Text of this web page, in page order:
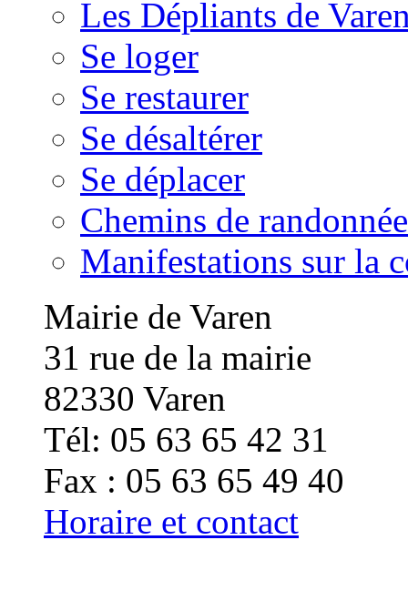
Les Dépliants de
Se loger
Se restaurer
Se désaltérer
Se déplacer
Chemins de randonnée
Manifestations sur la
Mairie de Varen
31 rue de la mairie
82330 Varen
Tél: 05 63 65 42 31
Fax : 05 63 65 49 40
Horaire et contact